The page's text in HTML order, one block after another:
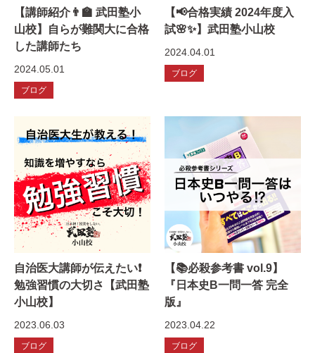
【講師紹介👨‍🏫 武田塾小
山校】自らが難関大に合格
した講師たち
2024.05.01
ブログ
【📢合格実績 2024年度入
試🌸✨】武田塾小山校
2024.04.01
ブログ
自治医大講師が伝えたい❗️
勉強習慣の大切さ【武田塾
小山校】
2023.06.03
ブログ
【📚必殺参考書 vol.9】
『日本史B一問一答 完全
版』
2023.04.22
ブログ